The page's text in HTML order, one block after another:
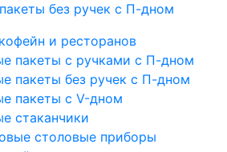
без ручек с П-дном
и ресторанов
пакеты с ручками с П-дном
пакеты без ручек с П-дном
пакеты с V-дном
стаканчики
столовые приборы